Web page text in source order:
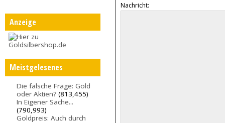
Anzeige
Meistgelesenes
Die falsche Frage: Gold
oder Aktien? (813,455)
In Eigener Sache...
(790,993)
Goldpreis: Auch durch
Nachricht: